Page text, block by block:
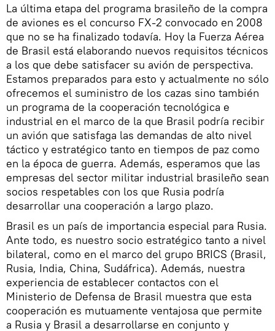
La última etapa del programa brasileño de la compra
de aviones es el concurso FX-2 convocado en 2008
que no se ha finalizado todavía. Hoy la Fuerza Aérea
de Brasil está elaborando nuevos requisitos técnicos
a los que debe satisfacer su avión de perspectiva.
Estamos preparados para esto y actualmente no sólo
ofrecemos el suministro de los cazas sino también
un programa de la cooperación tecnológica e
industrial en el marco de la que Brasil podría recibir
un avión que satisfaga las demandas de alto nivel
táctico y estratégico tanto en tiempos de paz como
en la época de guerra. Además, esperamos que las
empresas del sector militar industrial brasileño sean
socios respetables con los que Rusia podría
desarrollar una cooperación a largo plazo.
Brasil es un país de importancia especial para Rusia.
Ante todo, es nuestro socio estratégico tanto a nivel
bilateral, como en el marco del grupo BRICS (Brasil,
Rusia, India, China, Sudáfrica). Además, nuestra
experiencia de establecer contactos con el
Ministerio de Defensa de Brasil muestra que esta
cooperación es mutuamente ventajosa que permite
a Rusia y Brasil a desarrollarse en conjunto y